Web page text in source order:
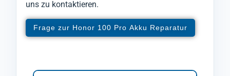
uns zu kontaktieren.
Frage zur Honor 100 Pro Akku Reparatur